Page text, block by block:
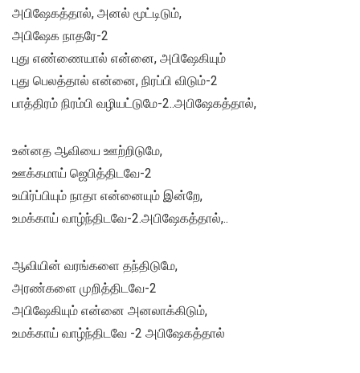
அபிஷேகத்தால், அனல் மூட்டிடும்,
அபிஷேக நாதரே-2
புது எண்ணையால் என்னை, அபிஷேகியும்
புது பெலத்தால் என்னை, நிரப்பி விடும்-2
பாத்திரம் நிரம்பி வழியட்டுமே-2..அபிஷேகத்தால்,
உன்னத ஆவியை ஊற்றிடுமே,
ஊக்கமாய் ஜெபித்திடவே-2
உயிர்ப்பியும் நாதா என்னையும் இன்றே,
உமக்காய் வாழ்ந்திடவே-2.அபிஷேகத்தால்,..
ஆவியின் வரங்களை தந்திடுமே,
அரண்களை முறித்திடவே-2
அபிஷேகியும் என்னை அனலாக்கிடும்,
உமக்காய் வாழ்ந்திடவே -2 அபிஷேகத்தால்